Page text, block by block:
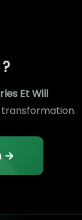
Et Will
→